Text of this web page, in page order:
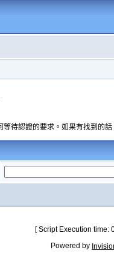
待認證的要求。如果有找到的
[ Script Execution
Powered by